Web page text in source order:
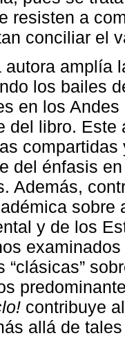
resisten a
conciliar el
autora amplía
los bailes
en los
del libro.
del énfasis
Además,
sobre
y de los
“clásicas”
contribuye
allá de